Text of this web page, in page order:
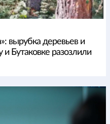
вырубка деревьев и
Бутаковке разозлили